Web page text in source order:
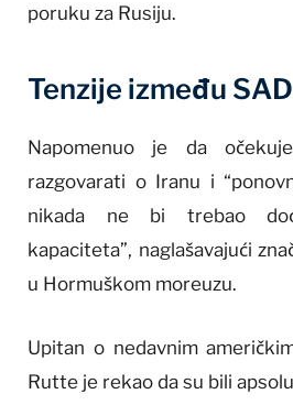
poruku za Rusiju.
Tenzije između
Napomenuo je da
razgovarati o Iranu i
nikada ne bi trebao
kapaciteta”, naglašavajući
u Hormuškom moreuzu.
Upitan o nedavnim
Rutte je rekao da su bili